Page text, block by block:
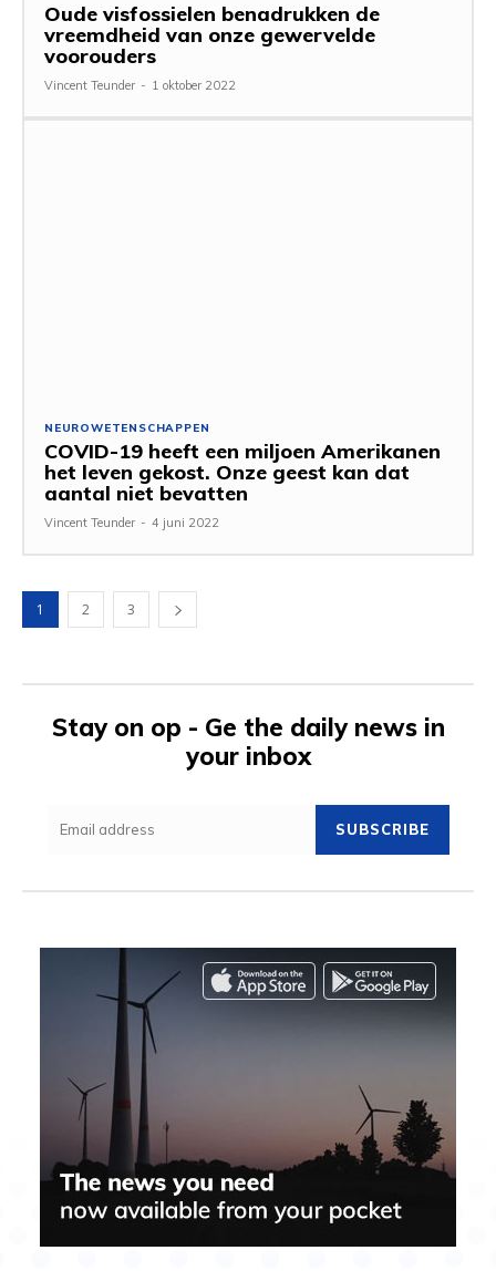
Oude visfossielen benadrukken de
vreemdheid van onze gewervelde
voorouders
Vincent Teunder - 1 oktober 2022
NEUROWETENSCHAPPEN
COVID-19 heeft een miljoen Amerikanen
het leven gekost. Onze geest kan dat
aantal niet bevatten
Vincent Teunder - 4 juni 2022
1 2 3
Stay on op - Ge the daily news in
your inbox
SUBSCRIBE